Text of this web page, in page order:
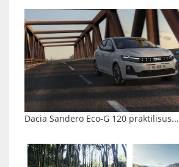
Dacia Sandero Eco-G 120 praktilisus...